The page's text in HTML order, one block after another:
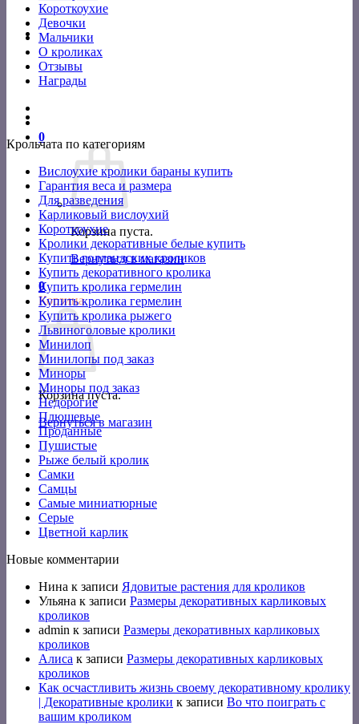
Короткоухие
Девочки
Мальчики
О кроликах
Отзывы
Награды
0
Корзина пуста.
Вернуться в магазин
0
Корзина
Корзина пуста.
Вернуться в магазин
Крольчата по категориям
Вислоухие кролики бараны купить
Гарантия веса и размера
Для разведения
Карликовый вислоухий
Короткоухие
Кролики декоративные белые купить
Купить голландских кроликов
Купить декоративного кролика
Купить кролика гермелин
Купить кролика гермелин
Купить кролика рыжего
Львиноголовые кролики
Минилоп
Минилопы под заказ
Миноры
Миноры под заказ
Недорогие
Плюшевые
Проданные
Пушистые
Рыже белый кролик
Самки
Самцы
Самые миниатюрные
Серые
Цветной карлик
Новые комментарии
Нина к записи Ядовитые растения для кроликов
Ульяна к записи Размеры декоративных карликовых
кроликов
admin к записи Размеры декоративных карликовых
кроликов
Алиса к записи Размеры декоративных карликовых
кроликов
Как осчастливить жизнь своему декоративному кролику
| Декоративные кролики к записи Во что поиграть с
вашим кроликом